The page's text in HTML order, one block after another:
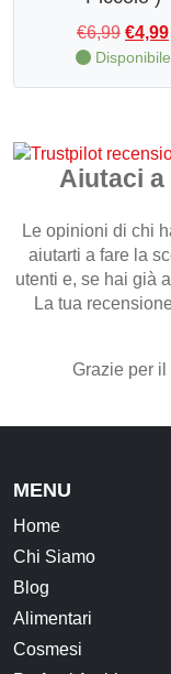
INGROSSO
€6,99 Il
prezzo
€4,99Il
Disponibile
Aiutaci a
Le opinioni di chi
aiutarti a fare la
utenti e, se hai già
La tua
Grazie per il
MENU
Home
Chi Siamo
Blog
Alimentari
Cosmesi